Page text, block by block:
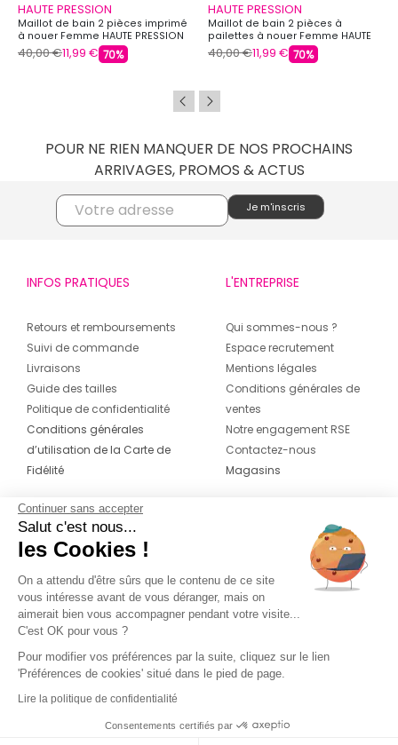
HAUTE PRESSION
Maillot de bain 2 pièces imprimé
à nouer Femme HAUTE PRESSION
40,00 €11,99 € 70%
HAUTE PRESSION
Maillot de bain 2 pièces à
pailettes à nouer Femme HAUTE
PRESSION
40,00 €11,99 € 70%
POUR NE RIEN MANQUER DE NOS PROCHAINS
ARRIVAGES, PROMOS & ACTUS
INFOS PRATIQUES
Retours et remboursements
Suivi de commande
Livraisons
Guide des tailles
Politique de confidentialité
Conditions générales
d’utilisation de la Carte de
Fidélité
L'ENTREPRISE
Qui sommes-nous ?
Espace recrutement
Mentions légales
Conditions générales de
ventes
Notre engagement RSE
Contactez-nous
Magasins
CONTACT
04 42 20 78 42
Du lundi au jeudi de 8h30 à 16h30 & le
vendredi de 8h30 à 15h30
Continuer sans accepter
Salut c'est nous...
les Cookies !
On a attendu d'être sûrs que le contenu de ce site
vous intéresse avant de vous déranger, mais on
aimerait bien vous accompagner pendant votre visite...
C'est OK pour vous ?
Pour modifier vos préférences par la suite, cliquez sur le lien
'Préférences de cookies' situé dans le pied de page.
Lire la politique de confidentialité
Consentements certifiés par